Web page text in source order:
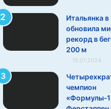
Итальянка в
обновила
рекорд в
200 м
18.01.2024
чемпион